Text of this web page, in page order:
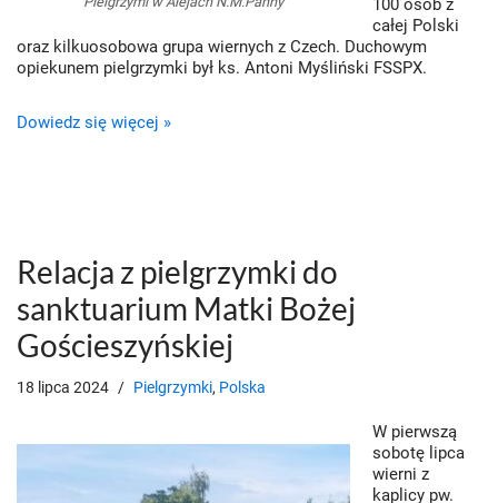
100 osób z
całej Polski
oraz kilkuosobowa grupa wiernych z Czech. Duchowym
opiekunem pielgrzymki był ks. Antoni Myśliński FSSPX.
Dowiedz się więcej »
Relacja z pielgrzymki do
sanktuarium Matki Bożej
Gościeszyńskiej
18 lipca 2024 Pielgrzymki, Polska
W pierwszą
sobotę lipca
wierni z
kaplicy pw.